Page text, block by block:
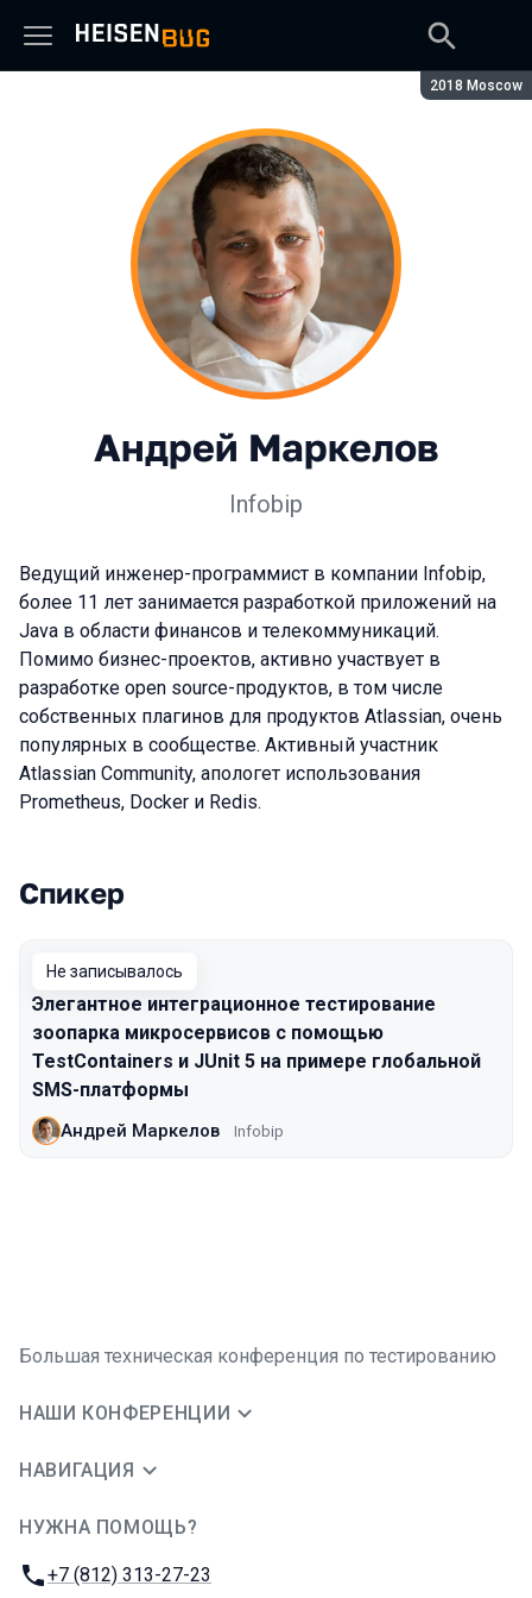
Сезон:
2018 Moscow
Андрей Маркелов
Infobip
Ведущий инженер-программист в компании Infobip,
более 11 лет занимается разработкой приложений на
Java в области финансов и телекоммуникаций.
Помимо бизнес-проектов, активно участвует в
разработке open source-продуктов, в том числе
собственных плагинов для продуктов Atlassian, очень
популярных в сообществе. Активный участник
Atlassian Community, апологет использования
Prometheus, Docker и Redis.
Выступления в сезоне 2018 Moscow
Спикер
Не записывалось
Элегантное интеграционное тестирование
зоопарка микросервисов с помощью
TestContainers и JUnit 5 на примере глобальной
SMS-платформы
Андрей Маркелов Infobip
Большая техническая конференция по тестированию
НАШИ КОНФЕРЕНЦИИ
НАВИГАЦИЯ
НУЖНА ПОМОЩЬ?
Телефон:
+7 (812) 313-27-23